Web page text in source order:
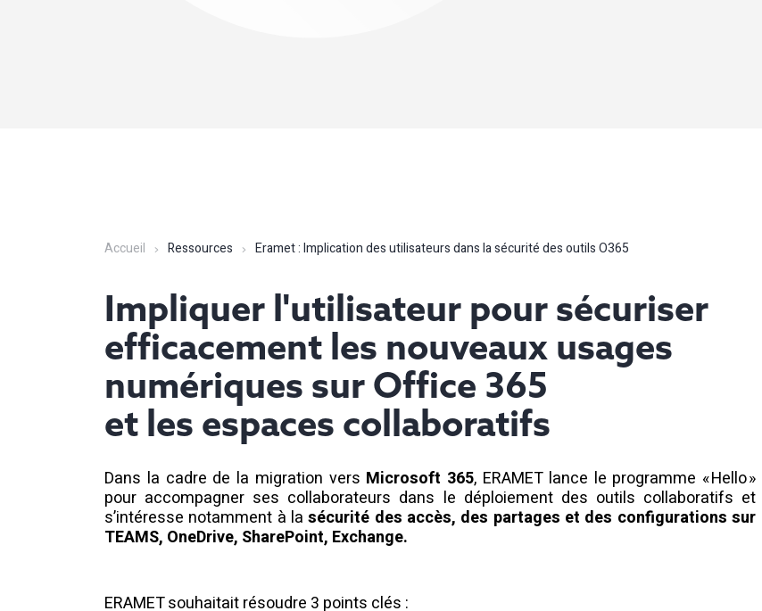
Accueil Ressources Eramet : Implication des utilisateurs dans la sécurité des outils O365
Impliquer l'utilisateur pour sécuriser
efficacement les nouveaux usages
numériques sur Office 365
et les espaces collaboratifs
Dans la cadre de la migration vers Microsoft 365, ERAMET lance le programme « Hello »
pour accompagner ses collaborateurs dans le déploiement des outils collaboratifs et
s’intéresse notamment à lasécurité des accès, des partages et des configurations sur
TEAMS, OneDrive, SharePoint, Exchange.
ERAMET souhaitait résoudre 3 points clés :